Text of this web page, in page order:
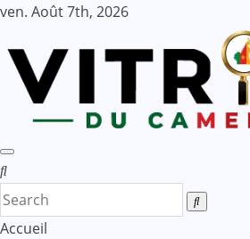
Skip
content
ven. Août 7th, 2026
Accueil